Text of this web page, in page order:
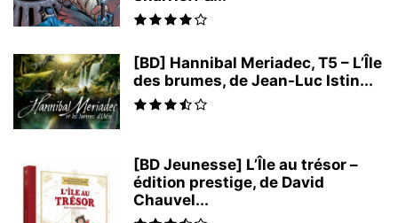
[BD] Hannibal Meriadec, T5 – L’Île
des brumes, de Jean-Luc Istin...
[BD Jeunesse] L’Île au trésor –
édition prestige, de David
Chauvel...